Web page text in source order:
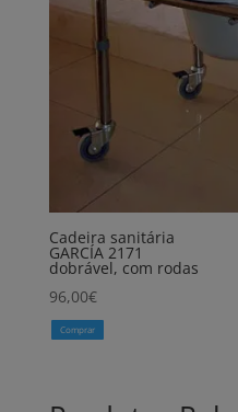
Cadeira sanitária
GARCÍA 2171
dobrável, com rodas
96,00€
Comprar